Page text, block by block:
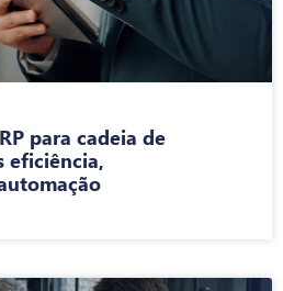
para cadeia de
eficiência,